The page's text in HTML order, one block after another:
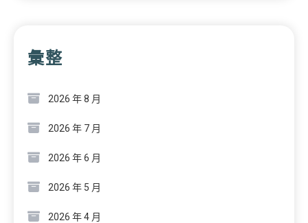
彙整
2026 年 8 月
2026 年 7 月
2026 年 6 月
2026 年 5 月
2026 年 4 月